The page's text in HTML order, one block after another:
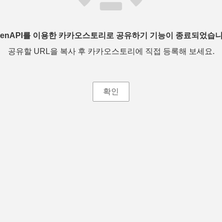
를 이용한 카카오스토리로 공유하기 기능이 종료되었습
공유할 URL을 복사 후 카카오스토리에 직접 등록해 보세요.
확인